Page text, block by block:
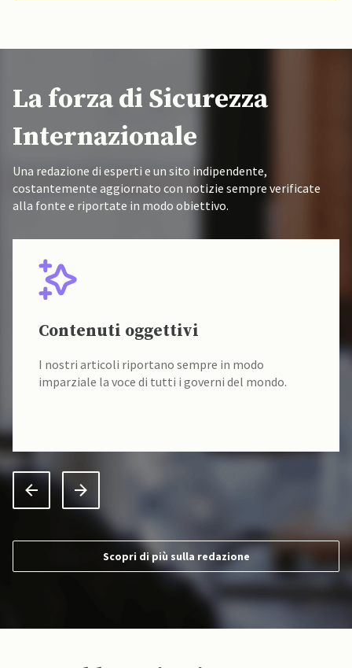
La forza di Sicurezza
Internazionale
Una redazione di esperti e un sito indipendente,
costantemente aggiornato con notizie sempre verificate
alla fonte e riportate in modo obiettivo.
Contenuti oggettivi
I nostri articoli riportano sempre in modo
imparziale la voce di tutti i governi del mondo.
Scopri di più sulla redazione